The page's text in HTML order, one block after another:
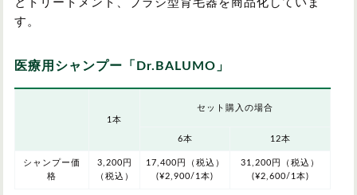
とトリートメント、ブラシ型育毛器を商品化していま
す。
医療用シャンプー「Dr.BALUMO」
1本
セット購入の場合
6本 12本
シャンプー価
格
3,200円
（税込）
17,400円（税込）
(¥2,900/1本)
31,200円（税込）
(¥2,600/1本)